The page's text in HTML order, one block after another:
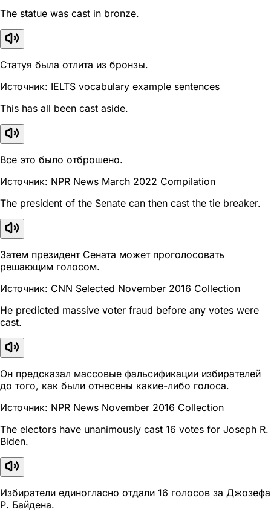
The statue was cast in bronze.
Статуя была отлита из бронзы.
Источник: IELTS vocabulary example sentences
This has all been cast aside.
Все это было отброшено.
Источник: NPR News March 2022 Compilation
The president of the Senate can then cast the tie breaker.
Затем президент Сената может проголосовать
решающим голосом.
Источник: CNN Selected November 2016 Collection
He predicted massive voter fraud before any votes were
cast.
Он предсказал массовые фальсификации избирателей
до того, как были отнесены какие-либо голоса.
Источник: NPR News November 2016 Collection
The electors have unanimously cast 16 votes for Joseph R.
Biden.
Избиратели единогласно отдали 16 голосов за Джозефа
Р. Байдена.